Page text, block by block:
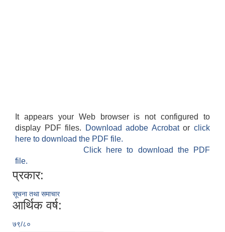
It appears your Web browser is not configured to
display PDF files.
Download adobe Acrobatorclick
here to download the PDF file.
Click here to download the PDF
file.
प्रकार:
सूचना तथा समाचार
आर्थिक वर्ष:
७९/८०